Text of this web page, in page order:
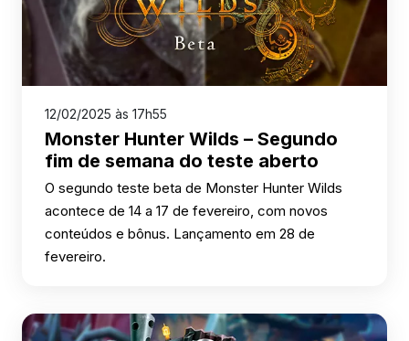
12/02/2025 às 17h55
Monster Hunter Wilds – Segundo
fim de semana do teste aberto
O segundo teste beta de Monster Hunter Wilds
acontece de 14 a 17 de fevereiro, com novos
conteúdos e bônus. Lançamento em 28 de
fevereiro.